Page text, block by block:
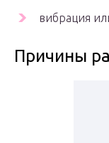
вибрация
Причины